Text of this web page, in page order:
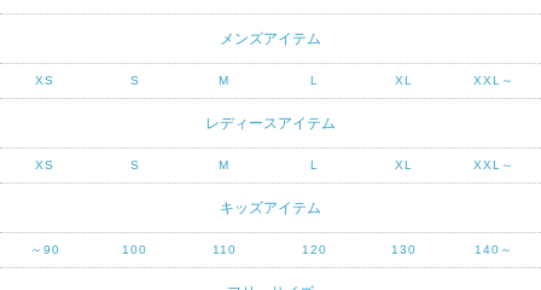
メンズアイテム
XS S M L XL XXL～
レディースアイテム
XS S M L XL XXL～
キッズアイテム
～90 100 110 120 130 140～